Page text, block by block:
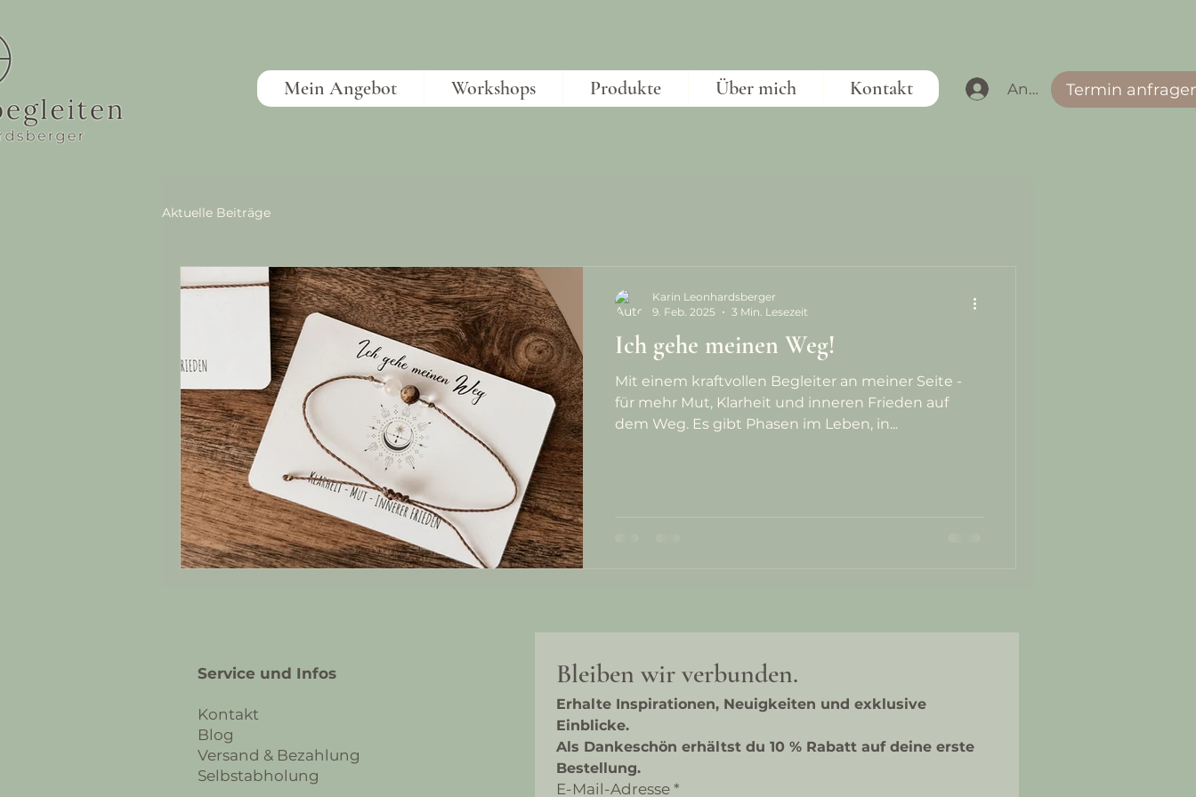
Mein Angebot Workshops Produkte Über mich Kontakt AnmeldenTermin
Aktuelle Beiträge
Ich gehe meinen Weg!
Mit einem kraftvollen Begleiter an meiner Seite -
für mehr Mut, Klarheit und inneren Frieden auf
dem Weg. Es gibt Phasen im Leben, in...
Karin Leonhardsberger
9. Feb. 2025
3 Min. Lesezeit
Service und Infos
Kontakt
Blog
Versand & Bezahlung
Selbstabholung
Bleiben wir verbunden.
Erhalte Inspirationen, Neuigkeiten und exklusive
Einblicke.
Als Dankeschön erhältst du 10 % Rabatt auf deine erste
Bestellung.
E-Mail-Adresse *